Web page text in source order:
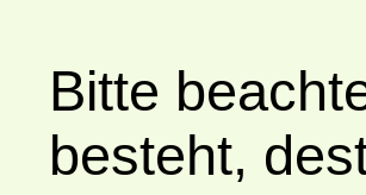
Bitte
besteht,